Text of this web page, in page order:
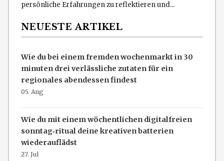
persönliche Erfahrungen zu reflektieren und...
NEUESTE ARTIKEL
Wie du bei einem fremden wochenmarkt in 30
minuten drei verlässliche zutaten für ein
regionales abendessen findest
05. Aug
Wie du mit einem wöchentlichen digitalfreien
sonntag‑ritual deine kreativen batterien
wiederauflädst
27. Jul